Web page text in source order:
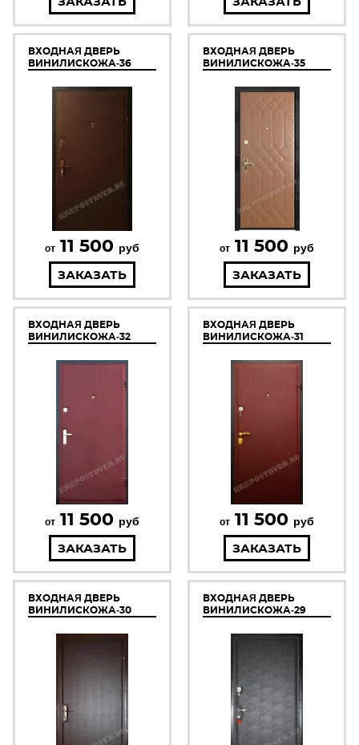
ВХОДНАЯ ДВЕРЬ
ВИНИЛИСКОЖА-36
от 11 500 руб
ЗАКАЗАТЬ
ВХОДНАЯ ДВЕРЬ
ВИНИЛИСКОЖА-35
от 11 500 руб
ЗАКАЗАТЬ
ВХОДНАЯ ДВЕРЬ
ВИНИЛИСКОЖА-32
от 11 500 руб
ЗАКАЗАТЬ
ВХОДНАЯ ДВЕРЬ
ВИНИЛИСКОЖА-31
от 11 500 руб
ЗАКАЗАТЬ
ВХОДНАЯ ДВЕРЬ
ВИНИЛИСКОЖА-30
ВХОДНАЯ ДВЕРЬ
ВИНИЛИСКОЖА-29